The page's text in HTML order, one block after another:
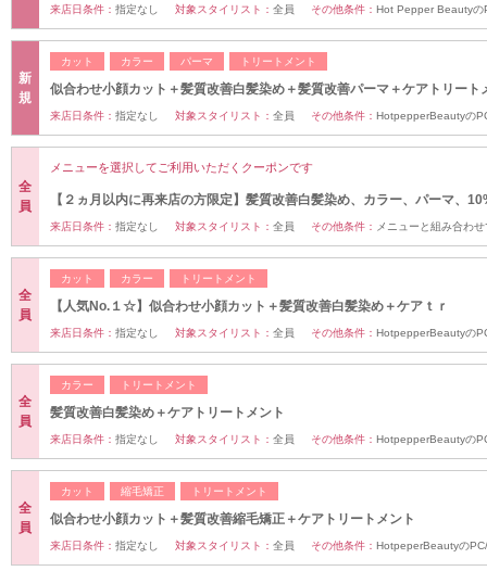
来店日条件： 指定なし 対象スタイリスト： 全員 その他条件： Hot Pepper Beautyの
新
規
カット カラー パーマ トリートメント
似合わせ小顔カット＋髪質改善白髪染め＋髪質改善パーマ＋ケアトリート
来店日条件： 指定なし 対象スタイリスト： 全員 その他条件： HotpepperBeautyの
全
員
メニューを選択してご利用いただくクーポンです
【２ヵ月以内に再来店の方限定】髪質改善白髪染め、カラー、パーマ、
来店日条件： 指定なし 対象スタイリスト： 全員 その他条件： メニューと組み合わ
全
員
カット カラー トリートメント
【人気No.１☆】似合わせ小顔カット＋髪質改善白髪染め＋ケアｔｒ
来店日条件： 指定なし 対象スタイリスト： 全員 その他条件： HotpepperBeautyの
全
員
カラー トリートメント
髪質改善白髪染め＋ケアトリートメント
来店日条件： 指定なし 対象スタイリスト： 全員 その他条件： HotpepperBeautyの
全
員
カット 縮毛矯正 トリートメント
似合わせ小顔カット＋髪質改善縮毛矯正＋ケアトリートメント
来店日条件： 指定なし 対象スタイリスト： 全員 その他条件： HotpeperBeautyの